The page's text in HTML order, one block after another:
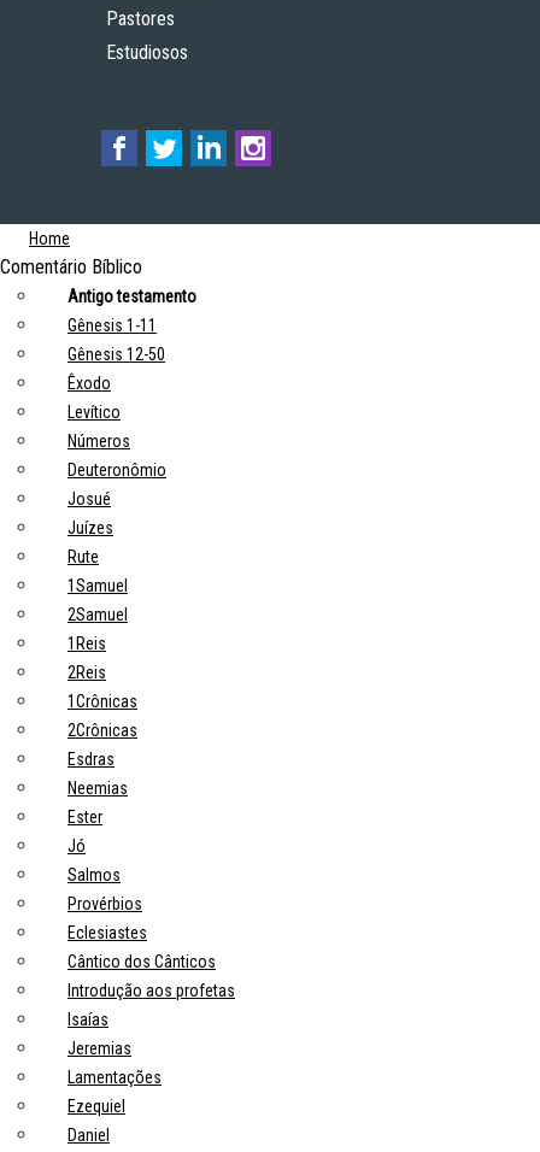
Pastores
Estudiosos
Home
Comentário Bíblico
Antigo testamento
Gênesis 1-11
Gênesis 12-50
Êxodo
Levítico
Números
Deuteronômio
Josué
Juízes
Rute
1Samuel
2Samuel
1Reis
2Reis
1Crônicas
2Crônicas
Esdras
Neemias
Ester
Jó
Salmos
Provérbios
Eclesiastes
Cântico dos Cânticos
Introdução aos profetas
Isaías
Jeremias
Lamentações
Ezequiel
Daniel